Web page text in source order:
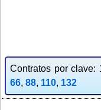
Contratos por
66, 88, 110, 132